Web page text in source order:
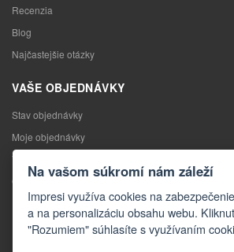
Recenzia
Blog
Najčastejšie otázky
VAŠE OBJEDNÁVKY
Stav objednávky
Moje objednávky
Výmena tovaru
Odstúpenie od kúpnej zmluvy
Reklamácia
KONTAKTY
Na vašom súkromí nám záleží
Impresi využíva cookies na
a na personalizáciu obsahu webu.
"Rozumiem" súhlasíte s využívaním